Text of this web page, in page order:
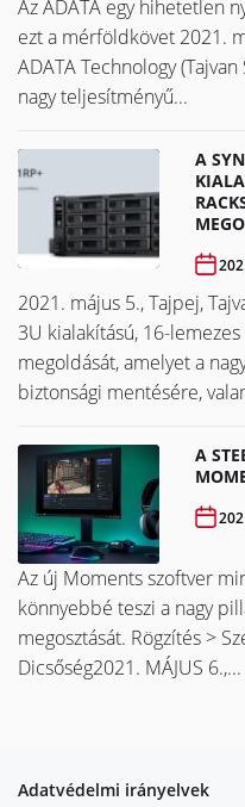
Az ADATA egy hihetetlen
ezt a mérföldkövet ​​​​​​​2021.
ADATA Technology
nagy teljesítményű...
A
2021. május 5., Tajpej,
3U kialakítású, 16-
megoldását, amelyet a
biztonsági mentésére,
A
Az új Moments szoftver
könnyebbé teszi a nagy
megosztását. Rögzítés >
Dicsőség2021. MÁJUS 6.,...
Adatvédelmi irányelvek